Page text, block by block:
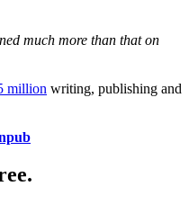
much more than that on
million writing, publishing and